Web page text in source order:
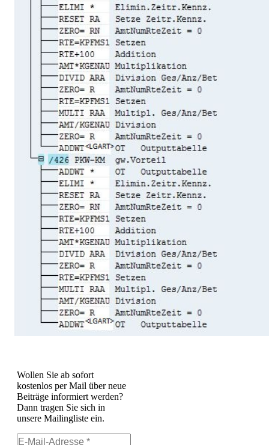
Wollen Sie ab sofort
kostenlos per Mail über neue
Beiträge informiert werden?
Dann tragen Sie sich in
unsere Mailingliste ein.